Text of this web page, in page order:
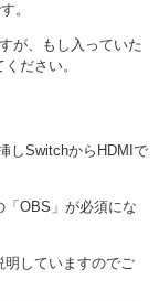
。
が、もし入っていた
ださい。
しSwitchからHDMIで
OBS」が必須にな
明していますのでご